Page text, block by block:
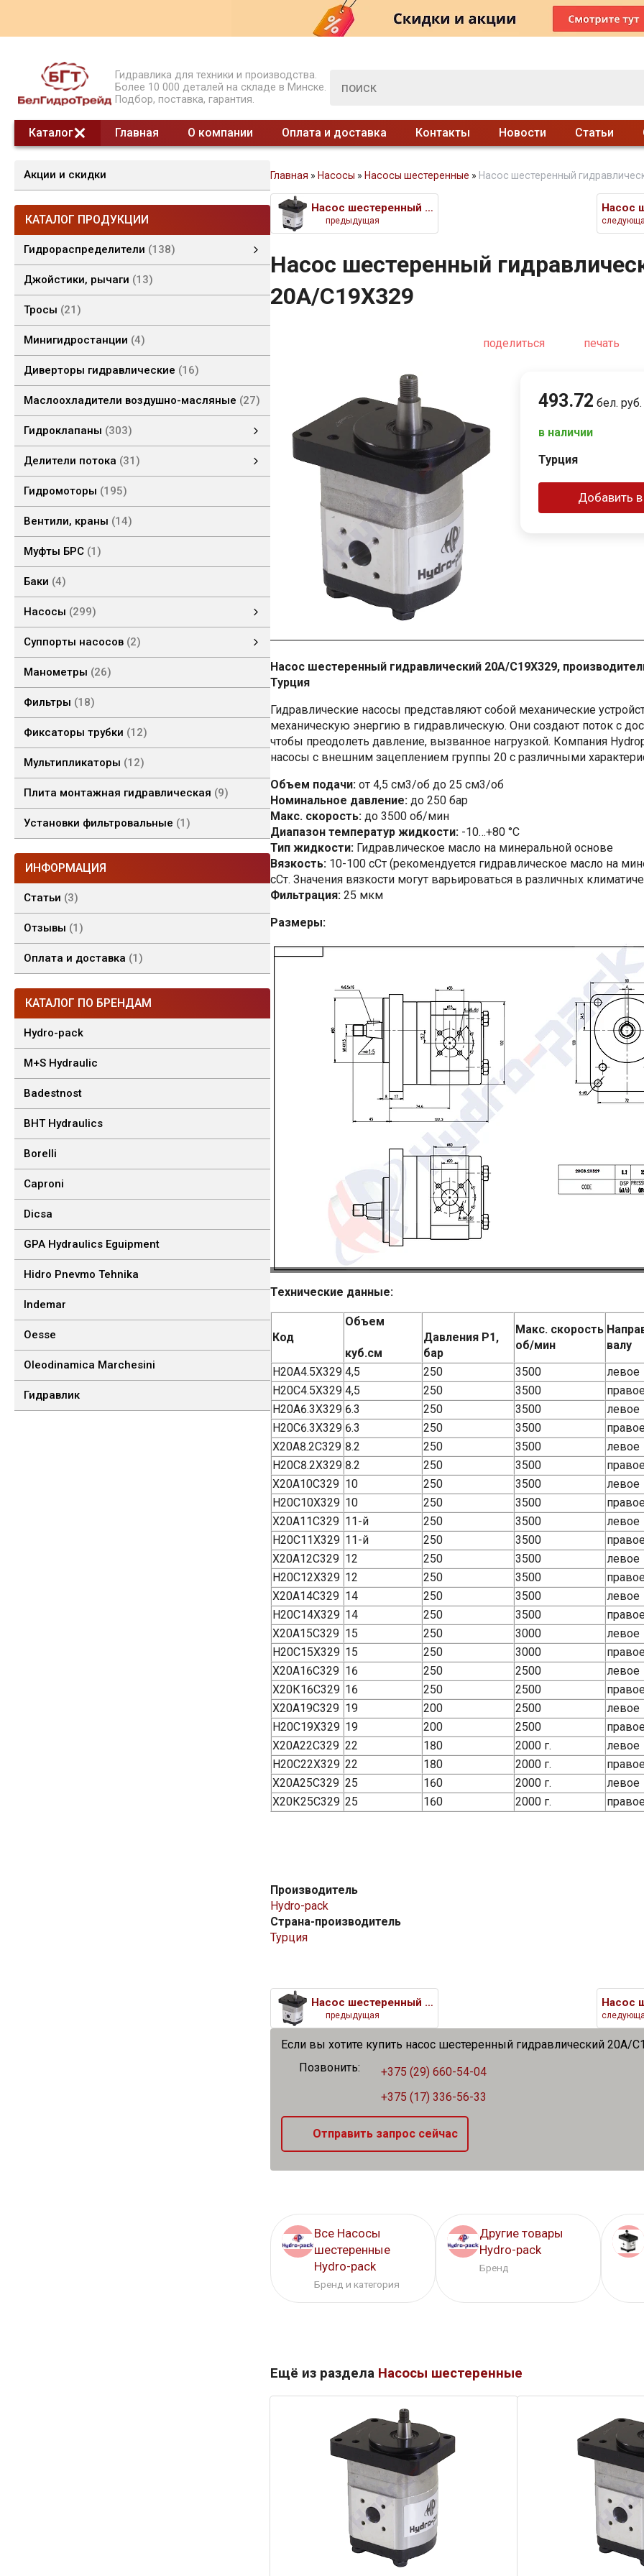
Гидравлика для техники и производства.
Более 10 000 деталей на складе в Минске.
Подбор, поставка, гарантия.
Каталог Главная О компании Оплата и доставка Контакты Новости Статьи
Акции и скидки
КАТАЛОГ ПРОДУКЦИИ
Гидрораспределители 138
Джойстики, рычаги 13
Тросы 21
Минигидростанции 4
Диверторы гидравлические 16
Маслоохладители воздушно-масляные 27
Гидроклапаны 303
Делители потока 31
Гидромоторы 195
Вентили, краны 14
Муфты БРС 1
Баки 4
Насосы 299
Суппорты насосов 2
Манометры 26
Фильтры 18
Фиксаторы трубки 12
Мультипликаторы 12
Плита монтажная гидравлическая 9
Установки фильтровальные 1
ИНФОРМАЦИЯ
Статьи 3
Отзывы 1
Оплата и доставка 1
КАТАЛОГ ПО БРЕНДАМ
Hydro-pack
M+S Hydraulic
Badestnost
BHT Hydraulics
Borelli
Caproni
Dicsa
GPA Hydraulics Eguipment
Hidro Pnevmo Tehnika
Indemar
Oesse
Oleodinamica Marchesini
Гидравлик
Главная » Насосы » Насосы шестеренные » Насос шестеренный
Насос шестеренный гидравлическ
предыдущая
Насос шестеренный
20A/C19X329
поделиться печать
493.72 бел. руб.
в наличии
Турция
Добавить
Насос шестеренный гидравлический 20A/C19X329,
Турция
Гидравлические насосы представляют собой механические
механическую энергию в гидравлическую. Они создают поток с
чтобы преодолеть давление, вызванное нагрузкой. Компания
насосы с внешним зацеплением группы 20 с различными
Объем подачи:от 4,5 см3/об до 25 см3/об
Номинальное давление:до 250 бар
Макс. скорость:до 3500 об/мин
Диапазон температур жидкости:-10…+80 °C
Тип жидкости:Гидравлическое масло на минеральной основе
Вязкость:10-100 сСт (рекомендуется гидравлическое масло на
сСт. Значения вязкости могут варьироваться в различных
Фильтрация:25 мкм
Размеры:
Технические данные:
Код
Объем
куб.см
Давления P1,
бар
Макс. скорость
об/мин
валу
H20A4.5X329 4,5 250 3500
левое
H20C4.5X329 4,5 250 3500
H20A6.3X329 6.3 250 3500
левое
H20C6.3X329 6.3 250 3500
Х20А8.2С329 8.2 250 3500
левое
H20C8.2X329 8.2 250 3500
Х20А10С329 10 250 3500
левое
H20C10X329 10 250 3500
Х20А11С329 11-й 250 3500
левое
H20C11X329 11-й 250 3500
Х20А12С329 12 250 3500
левое
H20C12X329 12 250 3500
Х20А14С329 14 250 3500
левое
H20C14X329 14 250 3500
Х20А15С329 15 250 3000
левое
H20C15X329 15 250 3000
Х20А16С329 16 250 2500
левое
Х20К16С329 16 250 2500
Х20А19С329 19 200 2500
левое
H20C19X329 19 200 2500
Х20А22С329 22 180 2000 г.
левое
H20C22X329 22 180 2000 г.
Х20А25С329 25 160 2000 г.
левое
Х20К25С329 25 160 2000 г.
Производитель
Hydro-pack
Страна-производитель
Турция
Насос шестеренный гидравлическ
предыдущая
Если вы хотите купить насос шестеренный гидравлический 20A/
Позвонить:
+375 (29) 660-54-04
+375 (17) 336-56-33
Отправить запрос сейчас
Все Насосы
шестеренные
Hydro-pack
Бренд и категория
Другие товары
Hydro-pack
Бренд
Ещё из раздела Насосы шестеренные